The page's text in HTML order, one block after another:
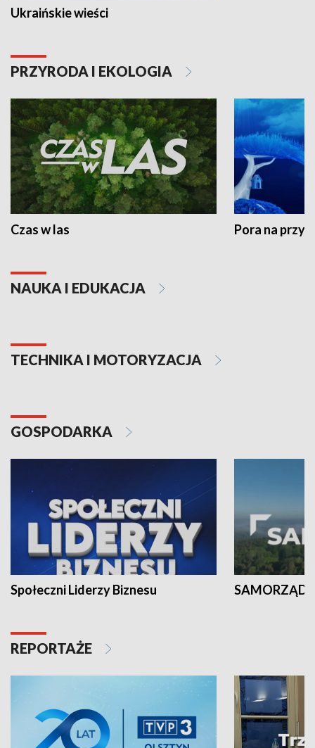
Ukraińskie wieści
PRZYRODA I EKOLOGIA
Czas w las Pora na
NAUKA I EDUKACJA
TECHNIKA I MOTORYZACJA
GOSPODARKA
Społeczni Liderzy Biznesu SAMORZĄD
REPORTAŻE